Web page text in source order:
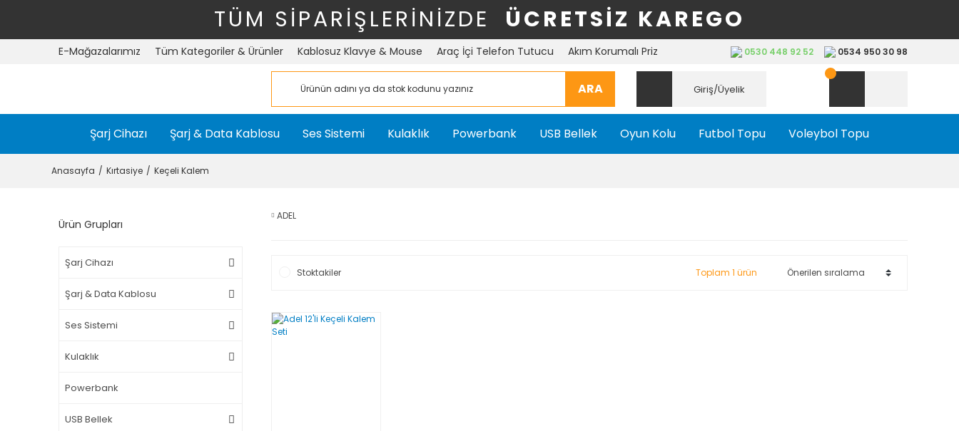
TÜM SİPARİŞLERİNİZDE ÜCRETSİZ KAREGO
E-Mağazalarımız Tüm Kategoriler & Ürünler Kablosuz Klavye & Mouse Araç İçi Telefon Tutucu Akım Korumalı Priz 0530 448 92 52 0534 950 30 98
ARA Giriş/Üyelik
Şarj Cihazı Şarj & Data Kablosu Ses Sistemi Kulaklık Powerbank USB Bellek Oyun Kolu Futbol Topu Voleybol Topu
Anasayfa Kırtasiye Keçeli Kalem
Ürün Grupları
Şarj Cihazı
Şarj & Data Kablosu
Ses Sistemi
Kulaklık
Powerbank
USB Bellek
ADEL
Stoktakiler Toplam 1 ürün